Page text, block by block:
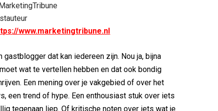
www.marketingtribune.nl
gastblogger dat kan iedereen zijn. Nou ja, bijna
wat te vertellen hebben en dat ook bondig
Een mening over je vakgebied of over het
een trend of hype. Een enthousiast stuk over iets
tegenaan liep. Of kritische noten over iets wat je
voor Holland...
- voetbal
NowNow winnen...
in Nederland met...
Groene...
Blond Amsterdam ontwerpt...
Studenten filteren sigaret uit iconen